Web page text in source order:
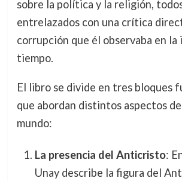
sobre la política y la religión,
entrelazados con una crítica
corrupción que él observaba en la
tiempo.
El libro se divide en tres bloques
que abordan distintos aspectos
mundo:
La presencia del Anticristo:
Unay describe la figura del